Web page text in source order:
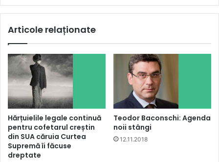
Articole relaționate
Hărțuielile legale continuă
pentru cofetarul creștin
din SUA căruia Curtea
Supremă îi făcuse
dreptate
Teodor Baconschi: Agenda
noii stângi
12.11.2018